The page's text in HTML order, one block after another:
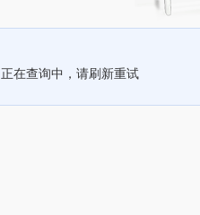
正在查询中，请刷新重试